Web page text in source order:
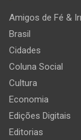
Amigos de Fé &
Brasil
Cidades
Coluna Social
Cultura
Economia
Edições Digitais
Editorias